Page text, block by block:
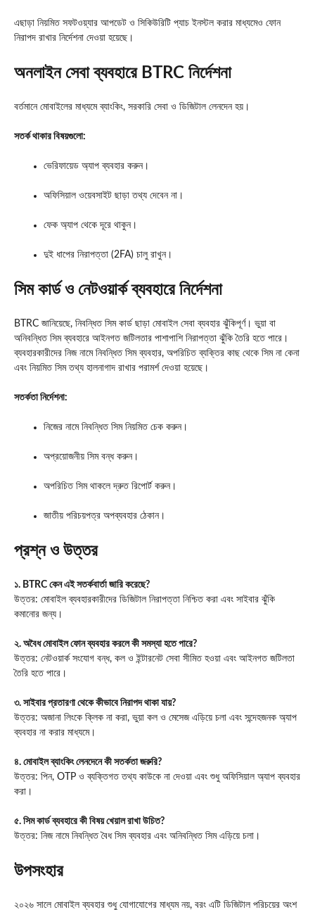
এছাড়া নিয়মিত সফটওয়্যার আপডেট ও সিকিউরিটি প্যাচ ইনস্টল করার মাধ্যমেও ফোন
নিরাপদ রাখার নির্দেশনা দেওয়া হয়েছে।
অনলাইন সেবা ব্যবহারে BTRC নির্দেশনা
বর্তমানে মোবাইলের মাধ্যমে ব্যাংকিং, সরকারি সেবা ও ডিজিটাল লেনদেন হয়।
সতর্ক থাকার বিষয়গুলো:
ভেরিফায়েড অ্যাপ ব্যবহার করুন।
অফিসিয়াল ওয়েবসাইট ছাড়া তথ্য দেবেন না।
ফেক অ্যাপ থেকে দূরে থাকুন।
দুই ধাপের নিরাপত্তা (2FA) চালু রাখুন।
সিম কার্ড ও নেটওয়ার্ক ব্যবহারে নির্দেশনা
BTRC জানিয়েছে, নিবন্ধিত সিম কার্ড ছাড়া মোবাইল সেবা ব্যবহার ঝুঁকিপূর্ণ। ভুয়া বা
অনিবন্ধিত সিম ব্যবহারে আইনগত জটিলতার পাশাপাশি নিরাপত্তা ঝুঁকি তৈরি হতে পারে।
ব্যবহারকারীদের নিজ নামে নিবন্ধিত সিম ব্যবহার, অপরিচিত ব্যক্তির কাছ থেকে সিম না কেনা
এবং নিয়মিত সিম তথ্য হালনাগাদ রাখার পরামর্শ দেওয়া হয়েছে।
সতর্কতা নির্দেশনা:
নিজের নামে নিবন্ধিত সিম নিয়মিত চেক করুন।
অপ্রয়োজনীয় সিম বন্ধ করুন।
অপরিচিত সিম থাকলে দ্রুত রিপোর্ট করুন।
জাতীয় পরিচয়পত্র অপব্যবহার ঠেকান।
প্রশ্ন ও উত্তর
১. BTRC কেন এই সতর্কবার্তা জারি করেছে?
উত্তর: মোবাইল ব্যবহারকারীদের ডিজিটাল নিরাপত্তা নিশ্চিত করা এবং সাইবার ঝুঁকি
কমানোর জন্য।
২. অবৈধ মোবাইল ফোন ব্যবহার করলে কী সমস্যা হতে পারে?
উত্তর: নেটওয়ার্ক সংযোগ বন্ধ, কল ও ইন্টারনেট সেবা সীমিত হওয়া এবং আইনগত জটিলতা
তৈরি হতে পারে।
৩. সাইবার প্রতারণা থেকে কীভাবে নিরাপদ থাকা যায়?
উত্তর: অজানা লিংকে ক্লিক না করা, ভুয়া কল ও মেসেজ এড়িয়ে চলা এবং সন্দেহজনক অ্যাপ
ব্যবহার না করার মাধ্যমে।
৪. মোবাইল ব্যাংকিং লেনদেনে কী সতর্কতা জরুরি?
উত্তর: পিন, OTP ও ব্যক্তিগত তথ্য কাউকে না দেওয়া এবং শুধু অফিসিয়াল অ্যাপ ব্যবহার
করা।
৫. সিম কার্ড ব্যবহারে কী বিষয় খেয়াল রাখা উচিত?
উত্তর: নিজ নামে নিবন্ধিত বৈধ সিম ব্যবহার এবং অনিবন্ধিত সিম এড়িয়ে চলা।
উপসংহার
২০২৬ সালে মোবাইল ব্যবহার শুধু যোগাযোগের মাধ্যম নয়, বরং এটি ডিজিটাল পরিচয়ের অংশ